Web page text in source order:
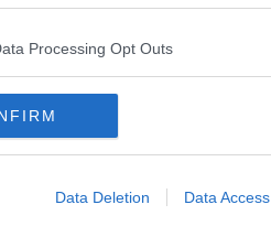
Processing Opt Outs
Data Deletion Data Access
è fondamentale
tuo tempo